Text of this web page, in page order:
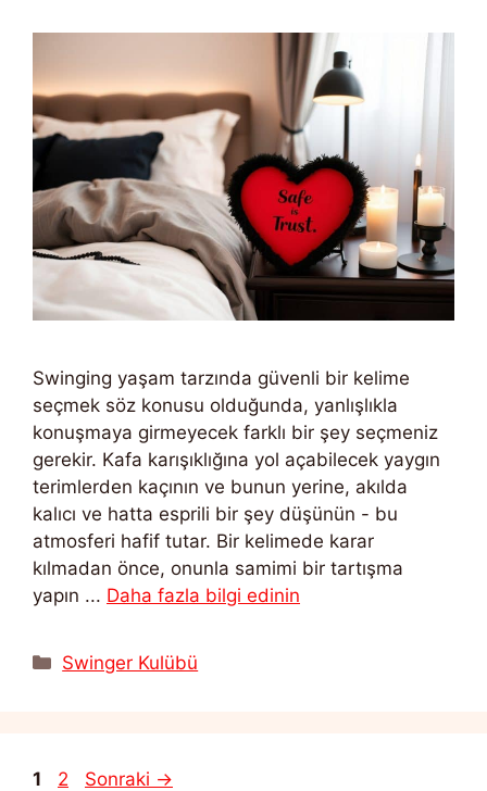
Swinging yaşam tarzında güvenli bir kelime
seçmek söz konusu olduğunda, yanlışlıkla
konuşmaya girmeyecek farklı bir şey seçmeniz
gerekir. Kafa karışıklığına yol açabilecek yaygın
terimlerden kaçının ve bunun yerine, akılda
kalıcı ve hatta esprili bir şey düşünün - bu
atmosferi hafif tutar. Bir kelimede karar
kılmadan önce, onunla samimi bir tartışma
yapın ... Daha fazla bilgi edinin
Kategoriler
Swinger Kulübü
Sayfa
1 Sayfa
2 Sonraki →